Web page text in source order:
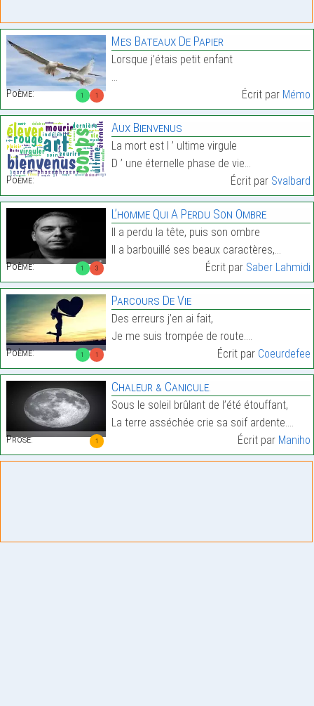
1 1
Poème:
Mes Bateaux De Papier
Lorsque j’étais petit enfant
…
Écrit par Mémo
Poème:
Aux Bienvenus
La mort est l ’ ultime virgule
D ’ une éternelle phase de vie…
Écrit par Svalbard
1 3
Poème:
L’homme Qui A Perdu Son Ombre
Il a perdu la tête, puis son ombre
Il a barbouillé ses beaux caractères,…
Écrit par Saber Lahmidi
1 1
Poème:
Parcours De Vie
Des erreurs j’en ai fait,
Je me suis trompée de route.…
Écrit par Coeurdefee
1
Prose:
Chaleur & Canicule.
Sous le soleil brûlant de l’été étouffant,
La terre asséchée crie sa soif ardente.…
Écrit par Maniho